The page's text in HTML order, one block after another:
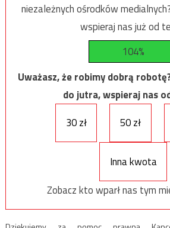
niezależnych ośrodków
wspieraj nas już od
104%
Uważasz, że robimy dobrą
do jutra, wspieraj nas
30 zł
50 zł
Inna kwota
Zobacz kto wparł nas tym